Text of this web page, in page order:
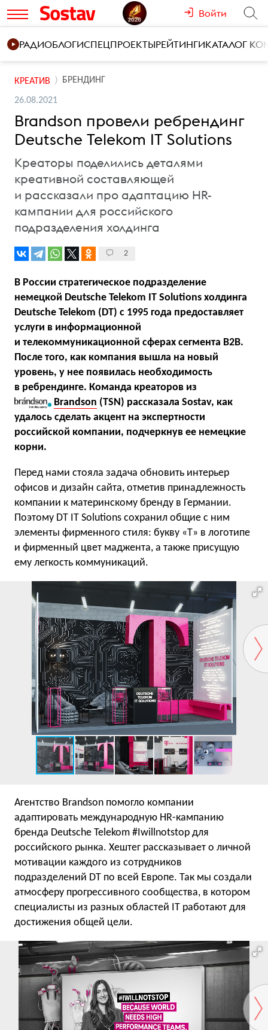
Войти
РАДИОБЛОГИСПЕЦПРОЕКТЫРЕЙТИНГИКАТАЛОГ
КРЕАТИВ БРЕНДИНГ
26.08.2021
Brandson провели ребрендинг
Deutsche Telekom IT Solutions
Креаторы поделились деталями
креативной составляющей
и рассказали про адаптацию HR-
кампании для российского
подразделения холдинга
2
В России стратегическое подразделение
немецкой Deutsche Telekom IT Solutions холдинга
Deutsche Telekom (DT) с 1995 года предоставляет
услуги в информационной
и телекоммуникационной сферах сегмента В2В.
После того, как компания вышла на новый
уровень, у нее появилась необходимость
в ребрендинге. Команда креаторов из
Brandson (TSN) рассказала Sostav, как
удалось сделать акцент на экспертности
российской компании, подчеркнув ее немецкие
корни.
Перед нами стояла задача обновить интерьер
офисов и дизайн сайта, отметив принадлежность
компании к материнскому бренду в Германии.
Поэтому DT IT Solutions сохранил общие с ним
элементы фирменного стиля: букву «T» в логотипе
и фирменный цвет маджента, а также присущую
ему легкость коммуникаций.
Агентство Brandson помогло компании
адаптировать международную HR-кампанию
бренда Deutsche Telekom #Iwillnotstop для
российского рынка. Хештег рассказывает о личной
мотивации каждого из сотрудников
подразделений DT по всей Европе. Так мы создали
атмосферу прогрессивного сообщества, в котором
специалисты из разных областей IT работают для
достижения общей цели.